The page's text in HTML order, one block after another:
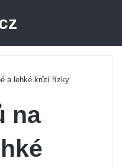
a lehké krůtí řízky
na